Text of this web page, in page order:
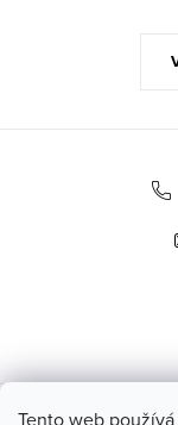
Tento web
Bagin.cz